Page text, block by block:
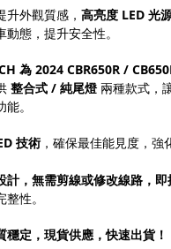
外觀質感， 高亮度 LED 光
態，提升安全性。
為 2024 CBR650R /
整合式 / 純尾燈兩種款式，
。
技術 ，確保最佳能見度，
計，無需剪線或修改線路，即
性。
穩定，現貨供應，快速出貨！